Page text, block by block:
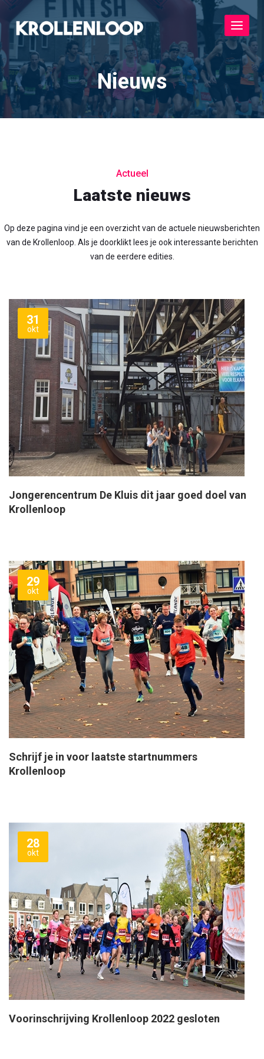
Toggle
Nieuws
Actueel
Laatste nieuws
Op deze pagina vind je een overzicht van de actuele nieuwsberichten
van de Krollenloop. Als je doorklikt lees je ook interessante berichten
van de eerdere edities.
31
okt
Jongerencentrum De Kluis dit jaar goed doel van
Krollenloop
29
okt
Schrijf je in voor laatste startnummers
Krollenloop
28
okt
Voorinschrijving Krollenloop 2022 gesloten